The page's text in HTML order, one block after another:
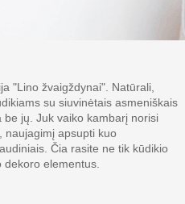
"Lino žvaigždynai". Natūrali,
su siuvinėtais asmeniškais
jų. Juk vaiko kambarį norisi
naujagimį apsupti kuo
Čia rasite ne tik kūdikio
elementus.